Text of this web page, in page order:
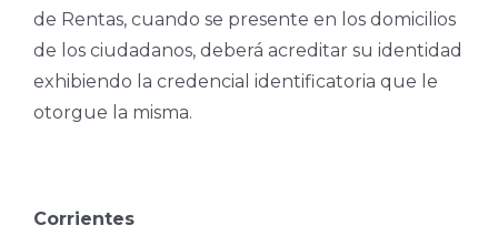
de Rentas, cuando se presente en los domicilios
de los ciudadanos, deberá acreditar su identidad
exhibiendo la credencial identificatoria que le
otorgue la misma.
Corrientes